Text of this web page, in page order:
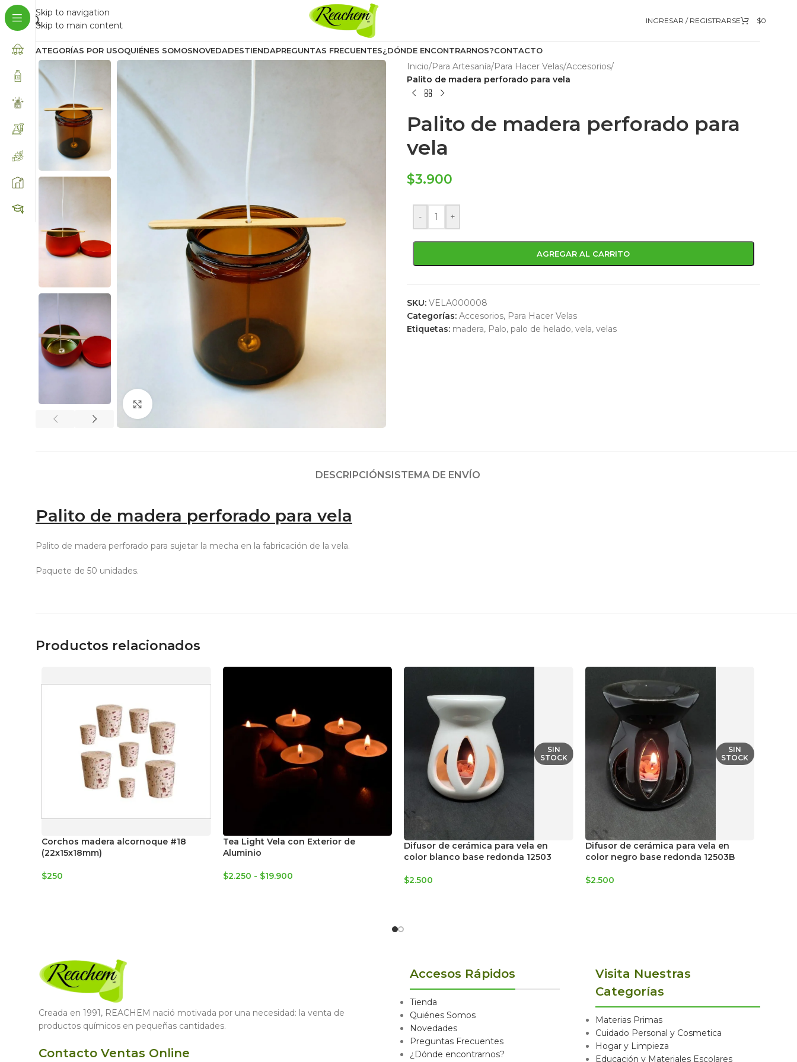
Skip to navigation
Skip to main content
INGRESAR / REGISTRARSE $0
CATEGORÍAS POR USOQUIÉNES SOMOSNOVEDADESTIENDAPREGUNTAS FRECUENTES¿DÓNDE ENCONTRARNOS?CONTACTO
Inicio/Para Artesanía/Para Hacer Velas/Accesorios/
Palito de madera perforado para vela
Palito de madera perforado para
vela
$3.900
- +
AGREGAR AL CARRITO
SKU: VELA000008
Categorías: Accesorios, Para Hacer Velas
Etiquetas: madera, Palo, palo de helado, vela, velas
DESCRIPCIÓNSISTEMA DE ENVÍO
Palito de madera perforado para vela
Palito de madera perforado para sujetar la mecha en la fabricación de la vela.
Paquete de 50 unidades.
Productos relacionados
Corchos madera alcornoque #18
(22x15x18mm)
$250
Tea Light Vela con Exterior de
Aluminio
$2.250 - $19.900
SIN
STOCK
Difusor de cerámica para vela en
color blanco base redonda 12503
$2.500
SIN
STOCK
Difusor de cerámica para vela en
color negro base redonda 12503B
$2.500
Creada en 1991, REACHEM nació motivada por una necesidad: la venta de
productos químicos en pequeñas cantidades.
Contacto Ventas Online
Accesos Rápidos
Tienda
Quiénes Somos
Novedades
Preguntas Frecuentes
¿Dónde encontrarnos?
Visita Nuestras
Categorías
Materias Primas
Cuidado Personal y Cosmetica
Hogar y Limpieza
Educación y Materiales Escolares